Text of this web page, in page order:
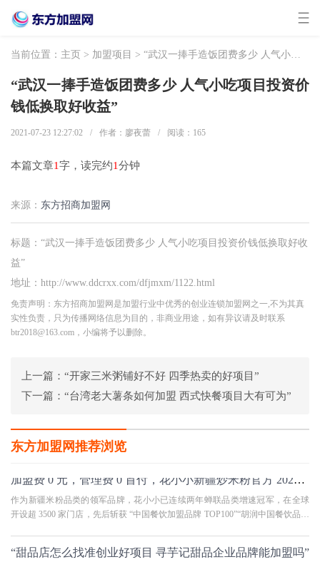
当前位置： 主页 > 加盟项目 > “武汉一捧手造饭团费多少 人气小吃项目投资价钱低换取好收益”
“武汉一捧手造饭团费多少 人气小吃项目投资价
钱低换取好收益”
2021-07-23 12:27:02 / 作者：廖夜蕾 / 阅读： 165
本篇文章1字，读完约1分钟
来源： 东方招商加盟网
标题：“武汉一捧手造饭团费多少 人气小吃项目投资价钱低换取好收
益”
地址：http://www.ddcrxx.com/dfjmxm/1122.html
免责声明：东方招商加盟网是加盟行业中优秀的创业连锁加盟网之一,不为其真
实性负责，只为传播网络信息为目的，非商业用途，如有异议请及时联系
btr2018@163.com，小编将予以删除。
上一篇： “开家三米粥铺好不好 四季热卖的好项目”
下一篇： “台湾老大薯条如何加盟 西式快餐项目大有可为”
东方加盟网推荐浏览
加盟费 0 元，管理费 0 首付，花小小新疆炒米粉官方 2025 加盟政策解析！
作为新疆米粉品类的领军品牌，花小小已连续两年蝉联品类增速冠军，在全球
开设超 3500 家门店，先后斩获 “中国餐饮加盟品牌 TOP100”“胡润中国餐饮品牌
“甜品店怎么找准创业好项目 寻芋记甜品企业品牌能加盟吗”